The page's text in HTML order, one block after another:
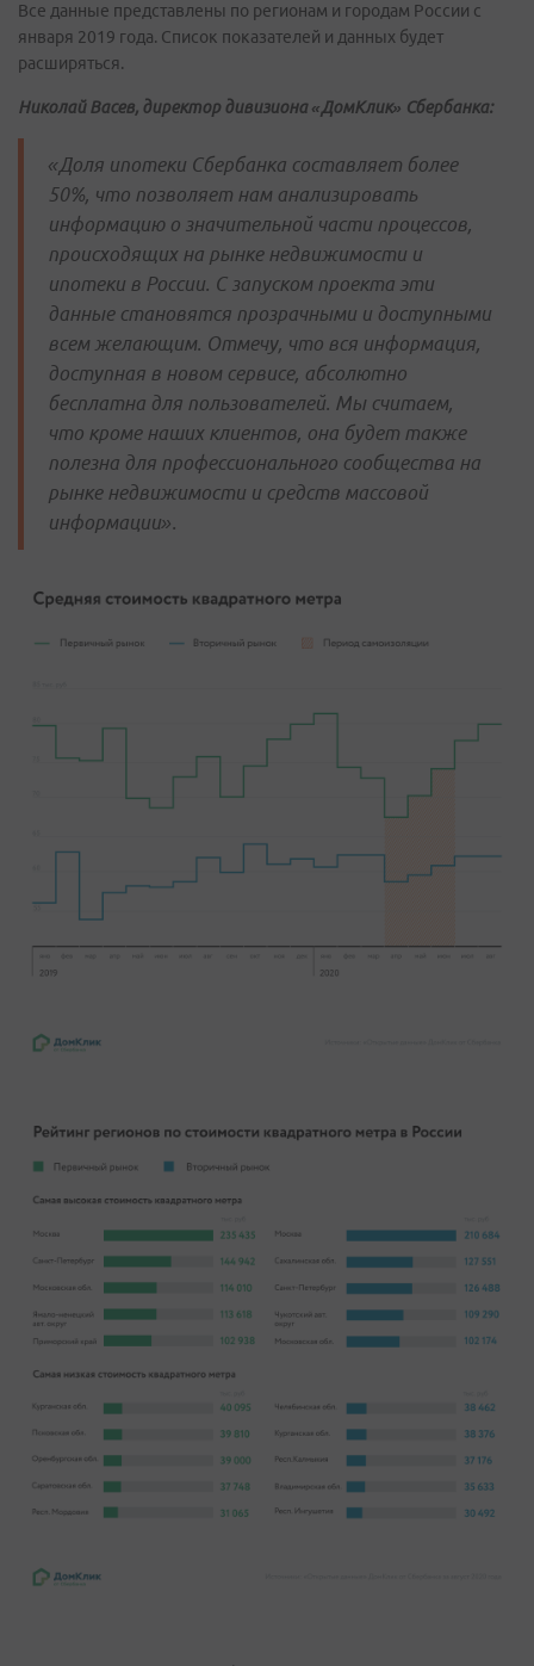
Все данные представлены по регионам и городам России с
января 2019 года. Список показателей и данных будет
расширяться.
Николай Васев, директор дивизиона «ДомКлик» Сбербанка:
«Доля ипотеки Сбербанка составляет более
50%, что позволяет нам анализировать
информацию о значительной части процессов,
происходящих на рынке недвижимости и
ипотеки в России. С запуском проекта эти
данные становятся прозрачными и доступными
всем желающим. Отмечу, что вся информация,
доступная в новом сервисе, абсолютно
бесплатна для пользователей. Мы считаем,
что кроме наших клиентов, она будет также
полезна для профессионального сообщества на
рынке недвижимости и средств массовой
информации».